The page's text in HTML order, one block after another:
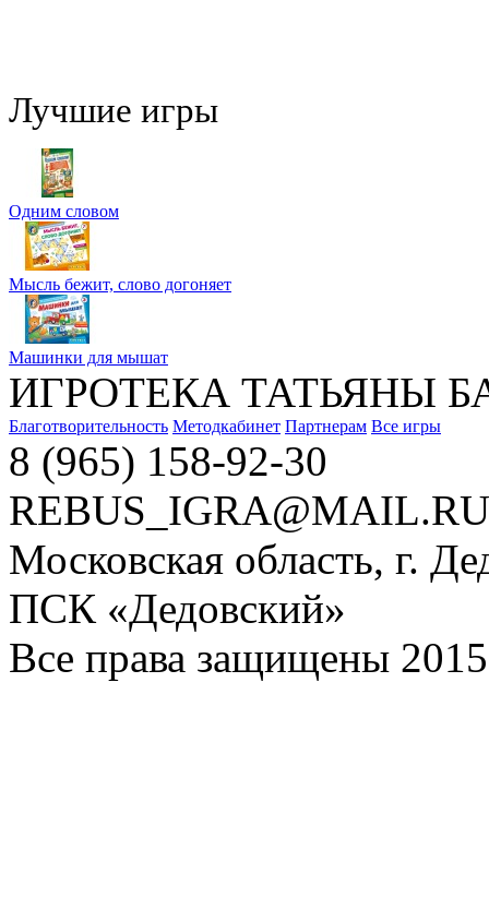
Лучшие игры
Одним словом
Мысль бежит, слово догоняет
Машинки для мышат
ИГРОТЕКА ТАТЬЯНЫ
Благотворительность Методкабинет Партнерам Все игры
8 (965) 158-92-30
REBUS_IGRA@MAIL.RU
Московская область, г.
ПСК «Дедовский»
Все права защищены 2015